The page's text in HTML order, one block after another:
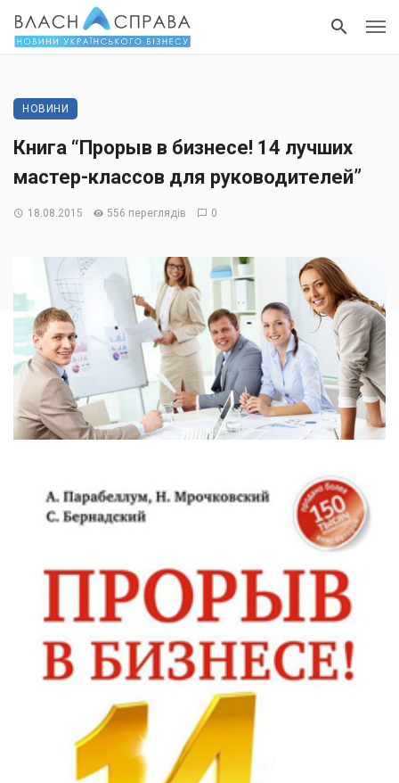
НОВИНИ
Книга “Прорыв в бизнесе! 14 лучших
мастер-классов для руководителей”
18.08.2015 556 переглядів 0